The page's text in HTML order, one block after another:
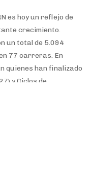
es hoy un reflejo de
crecimiento.
un total de 5.094
77 carreras. En
quienes han finalizado
y Ciclos de